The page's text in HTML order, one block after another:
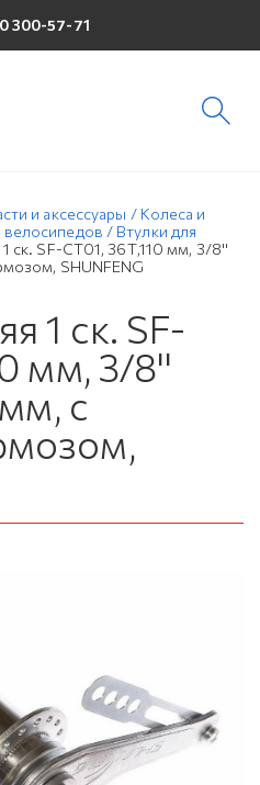
300-57-71
и аксессуары / Колеса и
велосипедов / Втулки для
1 ск. SF-CT01, 36Т,110 мм, 3/8''
SHUNFENG
1 ск. SF-
мм, 3/8''
с